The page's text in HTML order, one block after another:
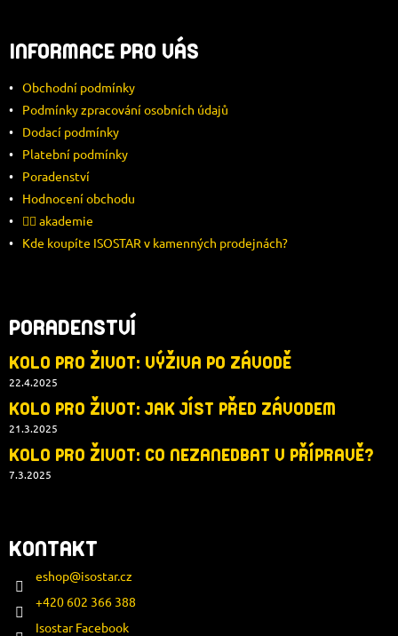
P
A
T
INFORMACE PRO VÁS
Obchodní podmínky
Podmínky zpracování osobních údajů
Dodací podmínky
Platební podmínky
Poradenství
Hodnocení obchodu
🚴‍♂️ akademie
Kde koupíte ISOSTAR v kamenných prodejnách?
PORADENSTVÍ
KOLO PRO ŽIVOT: VÝŽIVA PO ZÁVODĚ
22.4.2025
KOLO PRO ŽIVOT: JAK JÍST PŘED ZÁVODEM
21.3.2025
KOLO PRO ŽIVOT: CO NEZANEDBAT V PŘÍPRAVĚ?
7.3.2025
KONTAKT
eshop@isostar.cz
+420 602 366 388
Isostar Facebook